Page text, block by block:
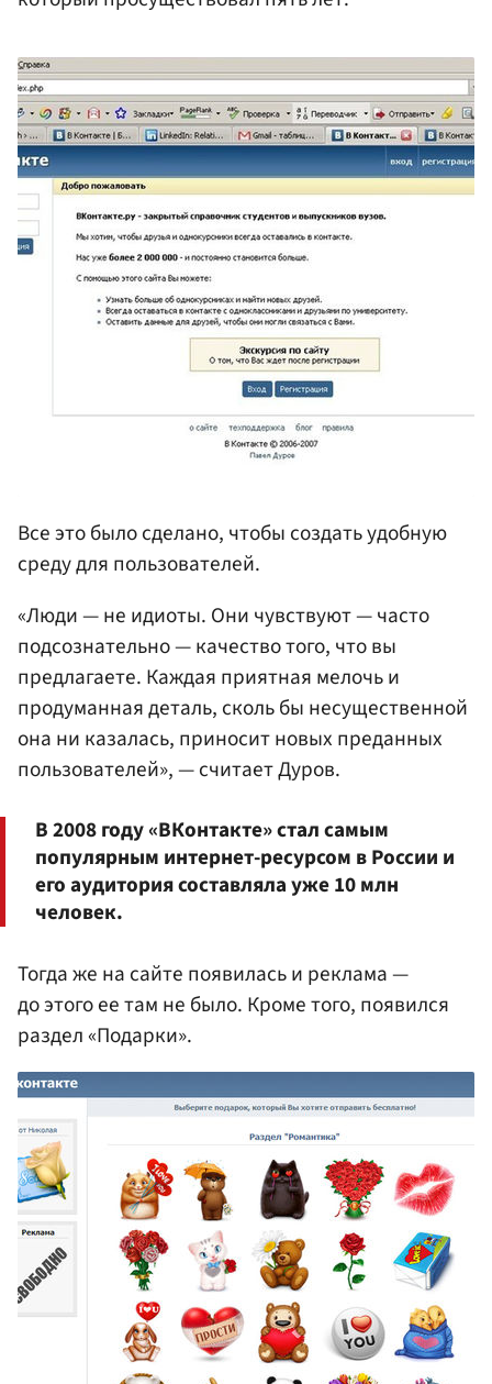
Все это было сделано, чтобы создать удобную
среду для пользователей.
«Люди — не идиоты. Они чувствуют — часто
подсознательно — качество того, что вы
предлагаете. Каждая приятная мелочь и
продуманная деталь, сколь бы несущественной
она ни казалась, приносит новых преданных
пользователей», — считает Дуров.
В 2008 году «ВКонтакте» стал самым
популярным интернет-ресурсом в России и
его аудитория составляла уже 10 млн
человек.
Тогда же на сайте появилась и реклама —
до этого ее там не было. Кроме того, появился
раздел «Подарки».